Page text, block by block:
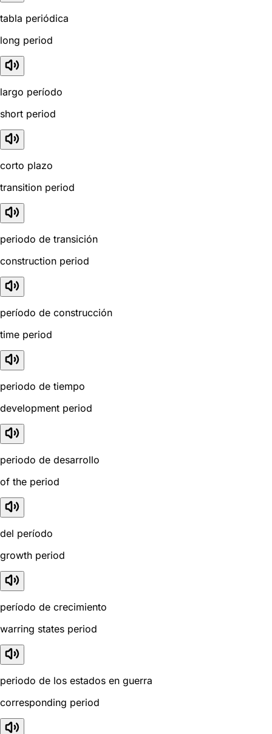
tabla periódica
long period
largo período
short period
corto plazo
transition period
periodo de transición
construction period
período de construcción
time period
periodo de tiempo
development period
periodo de desarrollo
of the period
del período
growth period
período de crecimiento
warring states period
periodo de los estados en guerra
corresponding period